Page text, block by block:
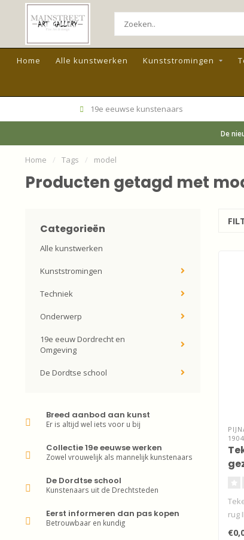
Home Alle kunstwerken Kunststromingen
19e eeuwse kunstenaars
De
Home / Tags / model
Producten getagd met
Categorieën
Alle kunstwerken
Kunststromingen
Techniek
Onderwerp
19e eeuw Dordrecht en
Omgeving
De Dordtse school
Breed aanbod aan kunst
Er is altijd wel iets voor u bij
Collectie 19e eeuwse werken
Zowel vrouwelijk als mannelijk kunstenaars
De Dordtse school
Kunstenaars uit de Drechtsteden
Eerst informeren dan pas kopen
Betrouwbaar en kundig
rug